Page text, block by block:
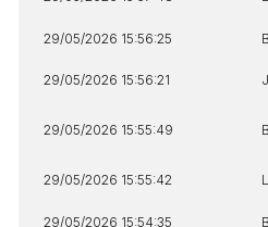
29/05/2026 15:56:25
29/05/2026 15:56:21
29/05/2026 15:55:49
29/05/2026 15:55:42
29/05/2026 15:54:35